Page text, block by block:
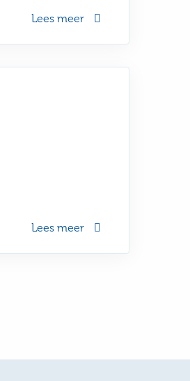
Lees meer
Lees meer